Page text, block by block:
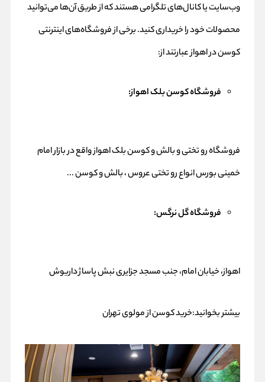
وب‌سایت یا کانال‌های تلگرامی هستند که از طریق آن‌ها می‌توانید
محصولات خود را خریداری کنید. برخی از فروشگاه‌های اینترنتی
کوسن در اهواز عبارتند از:
فروشگاه کوسن بلک اهواز:
فروشگاه رو تختی و بالش و کوسن بلک اهواز واقع در بازار امام
خمینی بورس انواع رو تختی عروس ، بالش و کوسن ...
فروشگاه گل نرگس:
اهواز، خیابان امام، جنب مسجد جزایری نبش پاساژ داریوش
بیشتر بخوانید:خرید کوسن از مولوی تهران